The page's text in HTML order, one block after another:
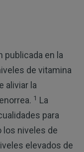
publicada en la
de vitamina
aliviar la
1 La
para
los niveles de
elevados de